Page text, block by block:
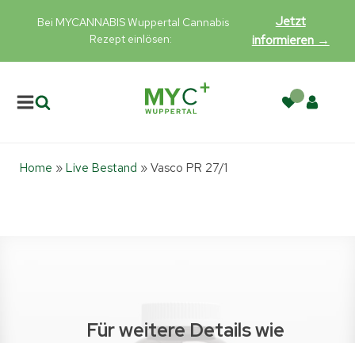
Bei MYCANNABIS Wuppertal Cannabis
Rezept einlösen:
Jetzt
informieren →
Home » Live Bestand » Vasco PR 27/1
Für weitere Details wie